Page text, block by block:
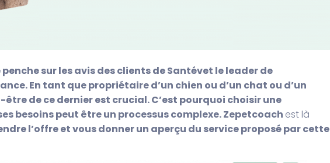
sur les avis des clients de Santévet le leader de
En tant que propriétaire d’un chien ou d’un chat ou d’un
de ce dernier est crucial. C’est pourquoi choisir une
besoins peut être un processus complexe.Zepetcoach est là
l’offre et vous donner un aperçu du service proposé par cette